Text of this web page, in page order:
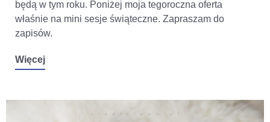
będą w tym roku. Poniżej moja tegoroczna oferta
właśnie na mini sesje świąteczne. Zapraszam do
zapisów.
Więcej